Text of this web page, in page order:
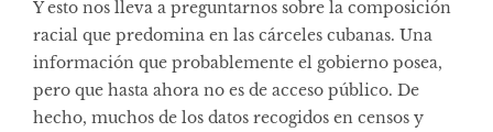
Y esto nos lleva a preguntarnos sobre la composición
racial que predomina en las cárceles cubanas. Una
información que probablemente el gobierno posea,
pero que hasta ahora no es de acceso público. De
hecho, muchos de los datos recogidos en censos y